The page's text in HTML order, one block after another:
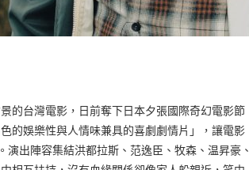
的台灣電影，日前奪下日本夕張國際奇幻電影節
的娛樂性與人情味兼具的喜劇劇情片」，讓電影
出陣容集結洪都拉斯、范逸臣、牧森、温昇豪、